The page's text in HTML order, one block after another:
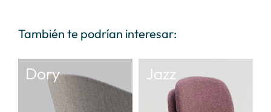
También te podrían interesar:
Dory Jazz